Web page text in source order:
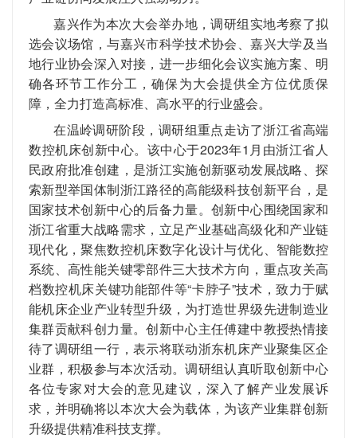
嘉兴作为本次大会举办地，调研组实地考察了拟
选会议场馆，与嘉兴市科学技术协会、嘉兴大学及当
地行业协会深入对接，进一步细化会议实施方案、明
确各环节工作分工，确保为大会提供全方位优质保
障，全力打造高标准、高水平的行业盛会。
在温岭调研阶段，调研组重点走访了浙江省高端
数控机床创新中心。 该中心于2023年1月由浙江省人
民政府批准创建，是浙江实施创新驱动发展战略、探
索新型举国体制浙江路径的高能级科技创新平台，是
国家技术创新中心的后备力量。创新中心围绕国家和
浙江省重大战略需求，立足产业基础高级化和产业链
现代化，聚焦数控机床数字化设计与优化、智能数控
系统、高性能关键零部件三大技术方向，重点攻关高
档数控机床关键功能部件等“卡脖子”技术，致力于赋
能机床企业产业转型升级，为打造世界级先进制造业
集群贡献科创力量。创新中心主任傅建中教授热情接
待了调研组一行，表示将联动浙东机床产业聚集区企
业群，积极参与本次活动。调研组认真听取创新中心
各位专家对大会的意见建议，深入了解产业发展诉
求，并明确将以本次大会为载体，为该产业集群创新
升级提供精准科技支撑。